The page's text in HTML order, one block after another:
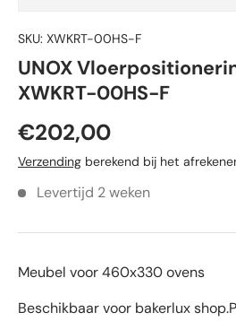
SKU: XWKRT-00HS-F
UNOX
XWKRT-00HS-F
€202,00
Verzending berekend bij het
Levertijd 2 weken
Meubel voor 460x330 ovens
Beschikbaar voor bakerlux